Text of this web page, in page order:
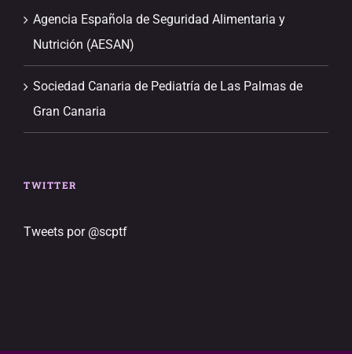
Agencia Española de Seguridad Alimentaria y
Nutrición (AESAN)
Sociedad Canaria de Pediatría de Las Palmas de
Gran Canaria
TWITTER
Tweets por @scptf